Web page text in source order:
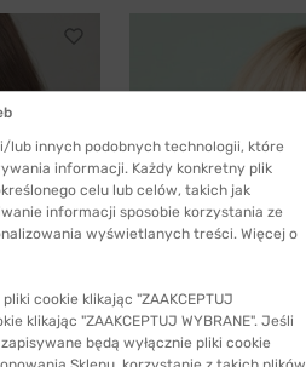
-40% WYSYŁKA 24H
lub innych podobnych technologii, które
informacji. Każdy konkretny plik
celu lub celów, takich jak
informacji sposobie korzystania ze
wyświetlanych treści. Więcej o
cookie klikając "ZAAKCEPTUJ
klikając "ZAAKCEPTUJ WYBRANE". Jeśli
zapisywane będą wyłącznie pliki cookie